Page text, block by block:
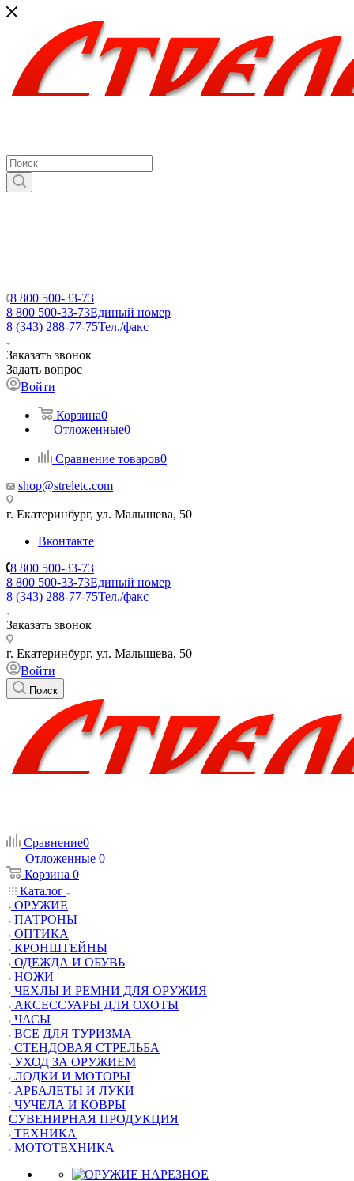
8 800 500-33-73
8 800 500-33-73Единый номер
8 (343) 288-77-75Тел./факс
Заказать звонок
Задать вопрос
Войти
Корзина0
Отложенные0
Сравнение товаров0
shop@streletc.com
г. Екатеринбург, ул. Малышева, 50
Вконтакте
8 800 500-33-73
8 800 500-33-73Единый номер
8 (343) 288-77-75Тел./факс
Заказать звонок
г. Екатеринбург, ул. Малышева, 50
Войти
Поиск
Сравнение0
Отложенные 0
Корзина 0
Каталог
ОРУЖИЕ
ПАТРОНЫ
ОПТИКА
КРОНШТЕЙНЫ
ОДЕЖДА И ОБУВЬ
НОЖИ
ЧЕХЛЫ И РЕМНИ ДЛЯ ОРУЖИЯ
АКСЕССУАРЫ ДЛЯ ОХОТЫ
ЧАСЫ
ВСЕ ДЛЯ ТУРИЗМА
СТЕНДОВАЯ СТРЕЛЬБА
УХОД ЗА ОРУЖИЕМ
ЛОДКИ И МОТОРЫ
АРБАЛЕТЫ И ЛУКИ
ЧУЧЕЛА И КОВРЫ
СУВЕНИРНАЯ ПРОДУКЦИЯ
ТЕХНИКА
МОТОТЕХНИКА